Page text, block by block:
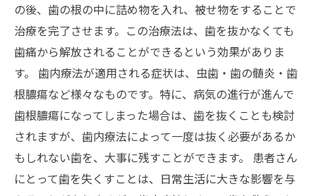
の後、歯の根の中に詰め物を入れ、被せ物をすることで
治療を完了させます。この治療法は、歯を抜かなくても
歯痛から解放されることができるという効果がありま
す。 歯内療法が適用される症状は、虫歯・歯の髄炎・歯
根膿瘍など様々なものです。特に、病気の進行が進んで
歯根膿瘍になってしまった場合は、歯を抜くことも検討
されますが、歯内療法によって一度は抜く必要があるか
もしれない歯を、大事に残すことができます。 患者さん
にとって歯を失くすことは、日常生活に大きな影響を与